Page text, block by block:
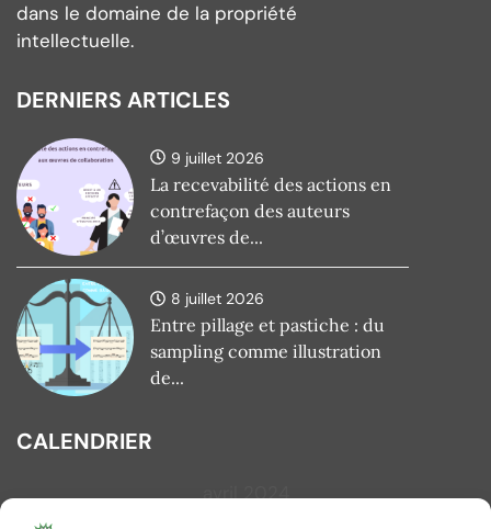
dans le domaine de la propriété
intellectuelle.
DERNIERS ARTICLES
9 juillet 2026
La recevabilité des actions en
contrefaçon des auteurs
d’œuvres de...
8 juillet 2026
Entre pillage et pastiche : du
sampling comme illustration
de...
CALENDRIER
avril 2024
L